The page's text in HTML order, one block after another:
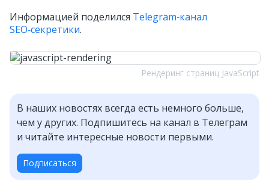
Информацией поделился Telegram‑канал
SEO‑секретики.
Рендеринг страниц JavaScript
В наших новостях всегда есть немного больше,
чем у других. Подпишитесь на канал в Телеграм
и читайте интересные новости первыми.
Подписаться